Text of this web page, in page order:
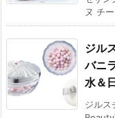
ヌ チ
ジル
バニ
水＆
ジルス